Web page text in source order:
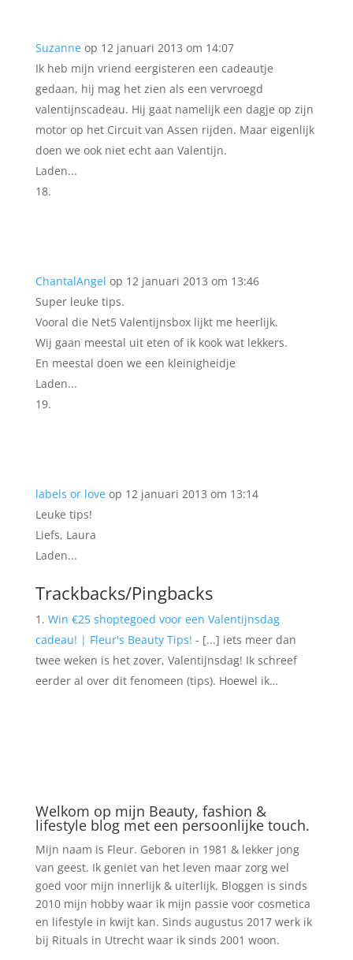
Suzanne op 12 januari 2013 om 14:07
Ik heb mijn vriend eergisteren een cadeautje
gedaan, hij mag het zien als een vervroegd
valentijnscadeau. Hij gaat namelijk een dagje op zijn
motor op het Circuit van Assen rijden. Maar eigenlijk
doen we ook niet echt aan Valentijn.
Laden...
ChantalAngel op 12 januari 2013 om 13:46
Super leuke tips.
Vooral die Net5 Valentijnsbox lijkt me heerlijk.
Wij gaan meestal uit eten of ik kook wat lekkers.
En meestal doen we een kleinigheidje
Laden...
labels or love op 12 januari 2013 om 13:14
Leuke tips!
Liefs, Laura
Laden...
Trackbacks/Pingbacks
Win €25 shoptegoed voor een Valentijnsdag
cadeau! | Fleur's Beauty Tips! - [...] iets meer dan
twee weken is het zover, Valentijnsdag! Ik schreef
eerder al over dit fenomeen (tips). Hoewel ik…
Welkom op mijn Beauty, fashion &
lifestyle blog met een persoonlijke touch.
Mijn naam is Fleur. Geboren in 1981 & lekker jong
van geest. Ik geniet van het leven maar zorg wel
goed voor mijn innerlijk & uiterlijk. Bloggen is sinds
2010 mijn hobby waar ik mijn passie voor cosmetica
en lifestyle in kwijt kan. Sinds augustus 2017 werk ik
bij Rituals in Utrecht waar ik sinds 2001 woon.